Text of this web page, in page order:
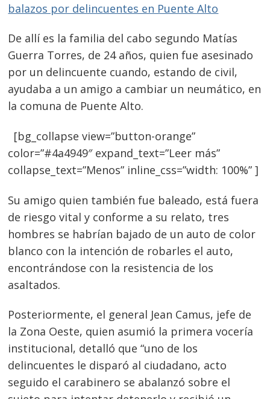
balazos por delincuentes en Puente Alto
De allí es la familia del cabo segundo Matías
Guerra Torres, de 24 años, quien fue asesinado
por un delincuente cuando, estando de civil,
ayudaba a un amigo a cambiar un neumático, en
la comuna de Puente Alto.
[bg_collapse view=”button-orange”
color=”#4a4949″ expand_text=”Leer más”
collapse_text=”Menos” inline_css=”width: 100%” ]
Su amigo quien también fue baleado, está fuera
de riesgo vital y conforme a su relato, tres
hombres se habrían bajado de un auto de color
blanco con la intención de robarles el auto,
encontrándose con la resistencia de los
asaltados.
Posteriormente, el general Jean Camus, jefe de
la Zona Oeste, quien asumió la primera vocería
institucional, detalló que “uno de los
delincuentes le disparó al ciudadano, acto
seguido el carabinero se abalanzó sobre el